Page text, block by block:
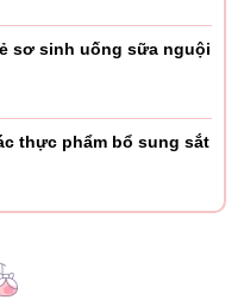
sơ sinh uống sữa nguội
thực phẩm bổ sung sắt